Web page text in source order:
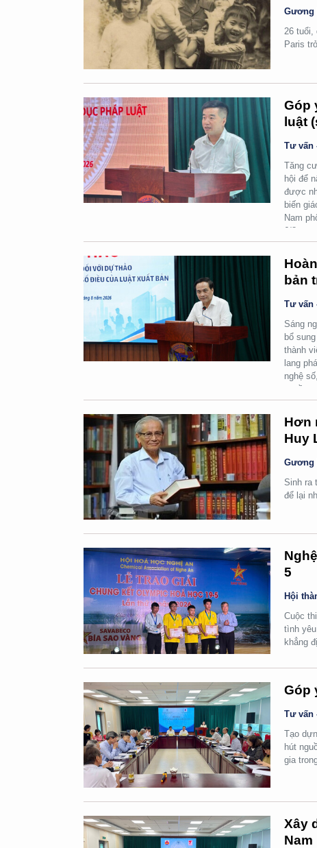
Gương
26 tuổi,
Paris
Góp
luật
Tư vấn
Tăng
hội để
được
biến
Nam
6/8.
bản
Tư vấn
Sáng
bổ
thành
lang
nghệ
quyền.
Hơn
Huy
Gương
Sinh ra
để lại
5
Hội
Cuộc
tình
khẳng
Góp
Tư vấn
Tạo
hút
gia
Xây
Nam